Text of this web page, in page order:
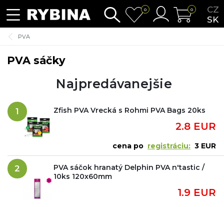
CZ
SK
0 0
PVA
PVA sáčky
Najpredávanejšie
1 Zfish PVA Vrecká s Rohmi PVA Bags 20ks
2.8 EUR
cena po registráciu: 3 EUR
2
PVA sáčok hranatý Delphin PVA n'tastic /
10ks 120x60mm
1.9 EUR